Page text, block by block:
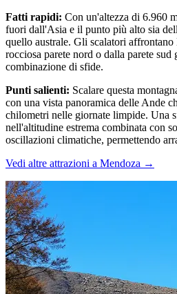
Fatti rapidi: Con un'altezza di 6.960
fuori dall'Asia e il punto più alto sia
quello australe. Gli scalatori affrontano
rocciosa parete nord o dalla parete
combinazione di sfide.
Punti salienti: Scalare questa
con una vista panoramica delle Ande
chilometri nelle giornate limpide. Una
nell'altitudine estrema combinata con
oscillazioni climatiche, permettendo
Vedi altre attrazioni a Mendoza →